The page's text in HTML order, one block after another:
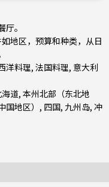
。
地区，预算和种类，从日
洋料理, 法国料理, 意大利
道, 本州北部（东北地
地区） , 四国, 九州岛, 冲